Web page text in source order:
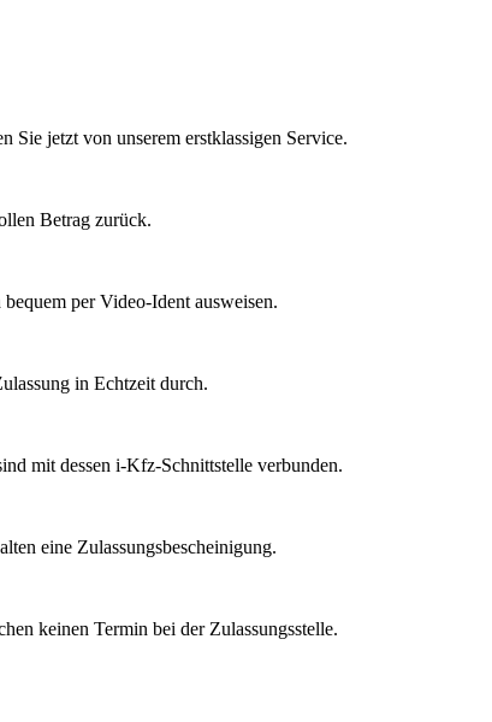
Sie jetzt von unserem erstklassigen Service.
Betrag zurück.
per Video-Ident ausweisen.
in Echtzeit durch.
mit dessen i-Kfz-Schnittstelle verbunden.
eine Zulassungsbescheinigung.
keinen Termin bei der Zulassungsstelle.